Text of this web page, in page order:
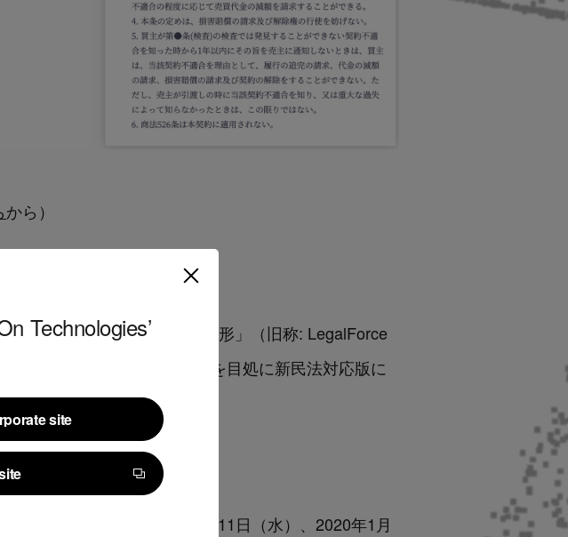
Technologies’
site
site
から）
応
書ひな形集「LegalForceひな形」（旧称: LegalForce
150種についても、10月末を目処に新民法対応版に
月7日（木）、2019年12月11日（水）、2020年1月